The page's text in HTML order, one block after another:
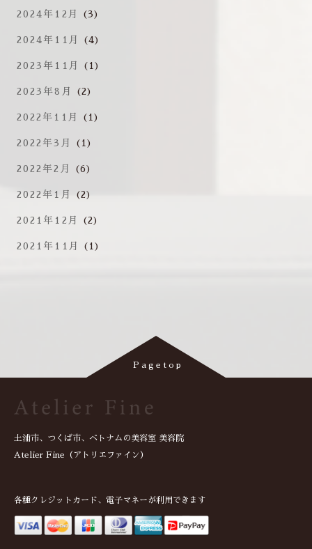
2024年12月 (3)
2024年11月 (4)
2023年11月 (1)
2023年8月 (2)
2022年11月 (1)
2022年3月 (1)
2022年2月 (6)
2022年1月 (2)
2021年12月 (2)
2021年11月 (1)
土浦市、つくば市、ベトナムの美容室 美容院
Atelier Fine（アトリエファイン）
各種クレジットカード、電子マネーが利用できます